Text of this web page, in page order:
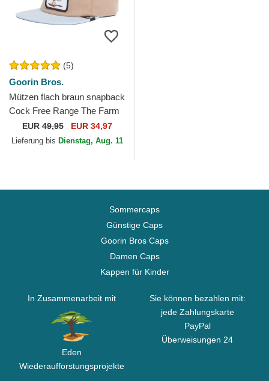
(5)
Goorin Bros.
Mützen flach braun snapback
Cock Free Range The Farm
Flats The Farm Goorin Bros.
EUR49,95 EUR 34,97
Lieferung bis Dienstag, Aug. 11
Sommercaps
Günstige Caps
Goorin Bros Caps
Damen Caps
Kappen für Kinder
In Zusammenarbeit mit
Eden
Wiederaufforstungsprojekte
Sie können bezahlen mit:
jede Zahlungskarte
PayPal
Überweisungen 24